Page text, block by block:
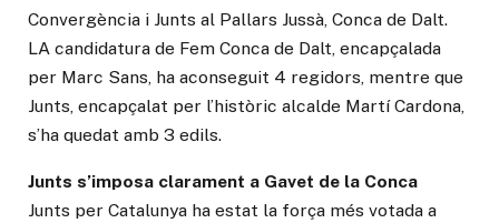
Convergència i Junts al Pallars Jussà, Conca de Dalt.
LA candidatura de Fem Conca de Dalt, encapçalada
per Marc Sans, ha aconseguit 4 regidors, mentre que
Junts, encapçalat per l’històric alcalde Martí Cardona,
s’ha quedat amb 3 edils.
Junts s’imposa clarament a Gavet de la Conca
Junts per Catalunya ha estat la força més votada a